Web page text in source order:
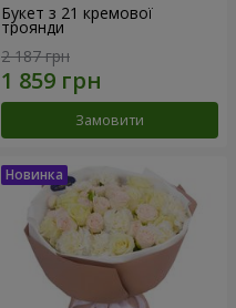
Букет з 21 кремової
троянди
2 187 грн
Замовити